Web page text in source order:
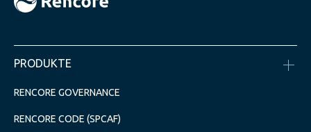
PRODUKTE
RENCORE GOVERNANCE
RENCORE CODE (SPCAF)